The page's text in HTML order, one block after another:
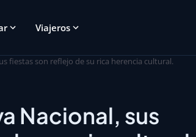
Viajeros
fiestas son reflejo de su rica herencia cultural.
Nacional, sus